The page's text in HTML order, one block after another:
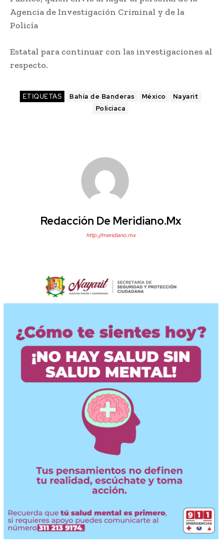
Agencia de Investigación Criminal y de la
Policía
Estatal para continuar con las investigaciones al
respecto.
ETIQUETAS Bahía de Banderas México
Nayarit
Policiaca
Redacción De Meridiano.mx
http://meridiano.mx